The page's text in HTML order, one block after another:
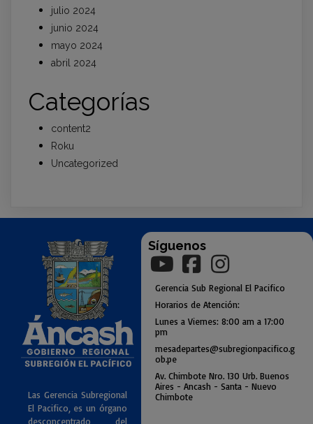
julio 2024
junio 2024
mayo 2024
abril 2024
Categorías
content2
Roku
Uncategorized
Las Gerencia Subregional
El Pacifico, es un órgano
desconcentrado del
Síguenos
Gerencia Sub Regional El Pacifico
Horarios de Atención:
Lunes a Viernes: 8:00 am a 17:00
pm
mesadepartes@subregionpacifico.g
ob.pe
Av. Chimbote Nro. 130 Urb. Buenos
Aires - Ancash - Santa - Nuevo
Chimbote